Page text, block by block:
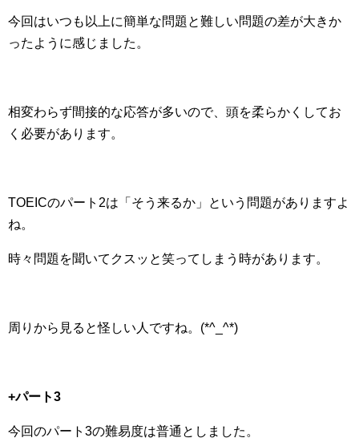
今回はいつも以上に簡単な問題と難しい問題の差が大きか
ったように感じました。
相変わらず間接的な応答が多いので、頭を柔らかくしてお
く必要があります。
TOEICのパート2は「そう来るか」という問題がありますよ
ね。
時々問題を聞いてクスッと笑ってしまう時があります。
周りから見ると怪しい人ですね。(*^_^*)
+パート3
今回のパート3の難易度は普通としました。